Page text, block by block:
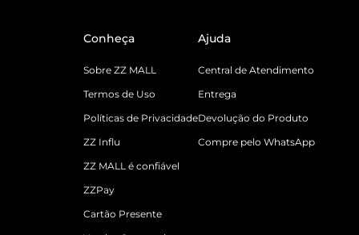
Conheça
Sobre ZZ MALL
Termos de Uso
Políticas de Privacidade
ZZ Influ
ZZ MALL é confiável
ZZPay
Cartão Presente
Ajuda
Central de Atendimento
Entrega
Devolução do Produto
Compre pelo WhatsApp